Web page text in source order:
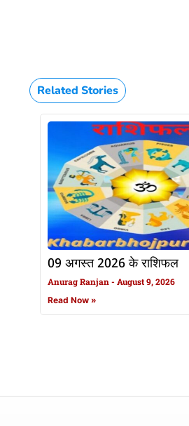
Related Stories
09 अगस्त 2026 के राशिफल
Anurag Ranjan August 9, 2026
Read Now »